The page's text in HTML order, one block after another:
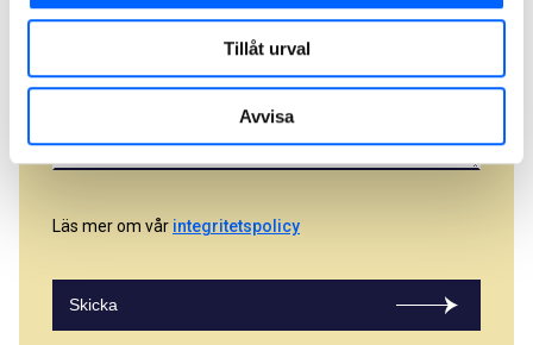
Tillåt urval
Avvisa
Standardförpackning
1 pall = 25 kartonger (500 kg)
Avhämtas i transportkokare från asfaltsverk. Minsta
Kartong om 13 kg
1 pall = 30 kartonger (390 kg)
Läs mer om vår integritetspolicy
Skicka